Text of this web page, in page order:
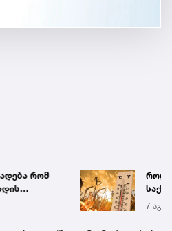
+40-
რა
საქმე
7 აგვ